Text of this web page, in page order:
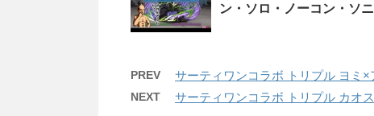
ン・ソロ・ノーコン・ソ
PREV サーティワンコラボ トリプル ヨミ
NEXT サーティワンコラボ トリプル カオ